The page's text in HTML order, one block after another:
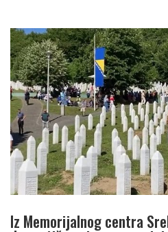
Iz Memorijalnog centra